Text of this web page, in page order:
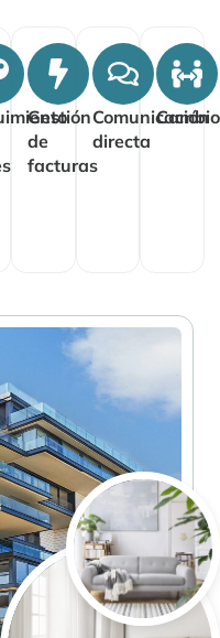
Gestión
de
facturas
Comunicación
directa